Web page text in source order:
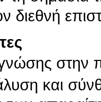
διεθνή
στην
και